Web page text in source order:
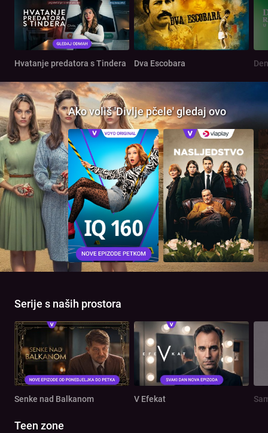
Hvatanje predatora s Tindera Dva Escobara
Ako voliš 'Divlje pčele' gledaj ovo
Serije s naših prostora
Senke nad Balkanom V Efekat
Teen zone